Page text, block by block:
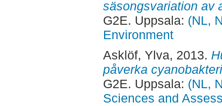
säsongsvariation av
G2E. Uppsala: (NL,
Environment
Asklöf, Ylva, 2013.
påverka
G2E. Uppsala: (NL,
Sciences and